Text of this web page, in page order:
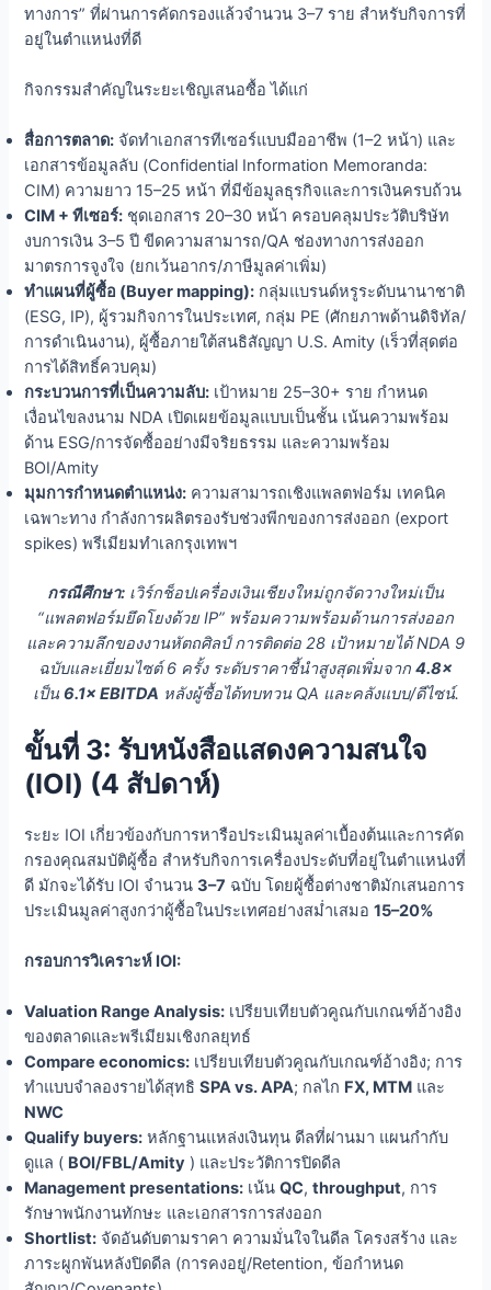
ทางการ” ที่ผ่านการคัดกรองแล้วจำนวน 3–7 ราย สำหรับกิจการที่
อยู่ในตำแหน่งที่ดี
กิจกรรมสำคัญในระยะเชิญเสนอซื้อ ได้แก่
สื่อการตลาด: จัดทำเอกสารทีเซอร์แบบมืออาชีพ (1–2 หน้า) และ
เอกสารข้อมูลลับ (Confidential Information Memoranda:
CIM) ความยาว 15–25 หน้า ที่มีข้อมูลธุรกิจและการเงินครบถ้วน
CIM + ทีเซอร์: ชุดเอกสาร 20–30 หน้า ครอบคลุมประวัติบริษัท
งบการเงิน 3–5 ปี ขีดความสามารถ/QA ช่องทางการส่งออก
มาตรการจูงใจ (ยกเว้นอากร/ภาษีมูลค่าเพิ่ม)
ทำแผนที่ผู้ซื้อ (Buyer mapping): กลุ่มแบรนด์หรูระดับนานาชาติ
(ESG, IP), ผู้รวมกิจการในประเทศ, กลุ่ม PE (ศักยภาพด้านดิจิทัล/
การดำเนินงาน), ผู้ซื้อภายใต้สนธิสัญญา U.S. Amity (เร็วที่สุดต่อ
การได้สิทธิ์ควบคุม)
กระบวนการที่เป็นความลับ: เป้าหมาย 25–30+ ราย กำหนด
เงื่อนไขลงนาม NDA เปิดเผยข้อมูลแบบเป็นชั้น เน้นความพร้อม
ด้าน ESG/การจัดซื้ออย่างมีจริยธรรม และความพร้อม
BOI/Amity
มุมการกำหนดตำแหน่ง: ความสามารถเชิงแพลตฟอร์ม เทคนิค
เฉพาะทาง กำลังการผลิตรองรับช่วงพีกของการส่งออก (export
spikes) พรีเมียมทำเลกรุงเทพฯ
กรณีศึกษา: เวิร์กช็อปเครื่องเงินเชียงใหม่ถูกจัดวางใหม่เป็น
“แพลตฟอร์มยึดโยงด้วย IP” พร้อมความพร้อมด้านการส่งออก
และความลึกของงานหัตถศิลป์ การติดต่อ 28 เป้าหมายได้ NDA 9
ฉบับและเยี่ยมไซต์ 6 ครั้ง ระดับราคาชี้นำสูงสุดเพิ่มจาก 4.8×
เป็น 6.1× EBITDA หลังผู้ซื้อได้ทบทวน QA และคลังแบบ/ดีไซน์.
ขั้นที่ 3: รับหนังสือแสดงความสนใจ
(IOI) (4 สัปดาห์)
ระยะ IOI เกี่ยวข้องกับการหารือประเมินมูลค่าเบื้องต้นและการคัด
กรองคุณสมบัติผู้ซื้อ สำหรับกิจการเครื่องประดับที่อยู่ในตำแหน่งที่
ดี มักจะได้รับ IOI จำนวน3–7 ฉบับ โดยผู้ซื้อต่างชาติมักเสนอการ
ประเมินมูลค่าสูงกว่าผู้ซื้อในประเทศอย่างสม่ำเสมอ15–20%
กรอบการวิเคราะห์ IOI:
Valuation Range Analysis: เปรียบเทียบตัวคูณกับเกณฑ์อ้างอิง
ของตลาดและพรีเมียมเชิงกลยุทธ์
Compare economics: เปรียบเทียบตัวคูณกับเกณฑ์อ้างอิง; การ
ทำแบบจำลองรายได้สุทธิSPA vs. APA; กลไก FX, MTM และ
NWC
Qualify buyers: หลักฐานแหล่งเงินทุน ดีลที่ผ่านมา แผนกำกับ
ดูแล ( BOI/FBL/Amity ) และประวัติการปิดดีล
Management presentations: เน้นQC,throughput, การ
รักษาพนักงานทักษะ และเอกสารการส่งออก
Shortlist: จัดอันดับตามราคา ความมั่นใจในดีล โครงสร้าง และ
ภาระผูกพันหลังปิดดีล (การคงอยู่/Retention, ข้อกำหนด